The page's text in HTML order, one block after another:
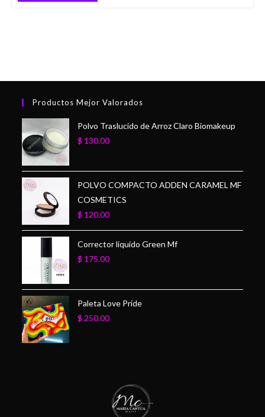
Productos Mejor Valorados
Polvo Traslucido de Arroz Claro Biomakeup
$ 130.00
POLVO COMPACTO ADDEN CARAMEL MF
COSMETICS
$ 120.00
Corrector liquido Green Mf
$ 175.00
Paleta Love Pride
$ 250.00